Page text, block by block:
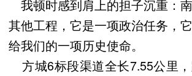
我顿时感到肩上的担子沉重：
其他工程，它是一项政治任务，
给我们的一项历史使命。
方城6标段渠道全长7.55公里